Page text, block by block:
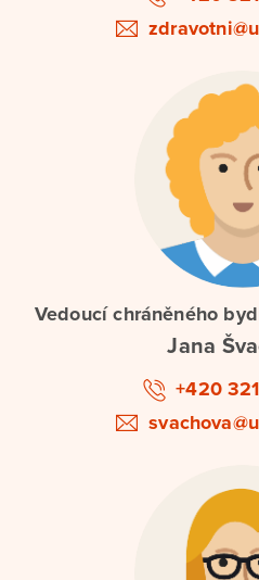
Vedoucí chráněného
Jana
+420